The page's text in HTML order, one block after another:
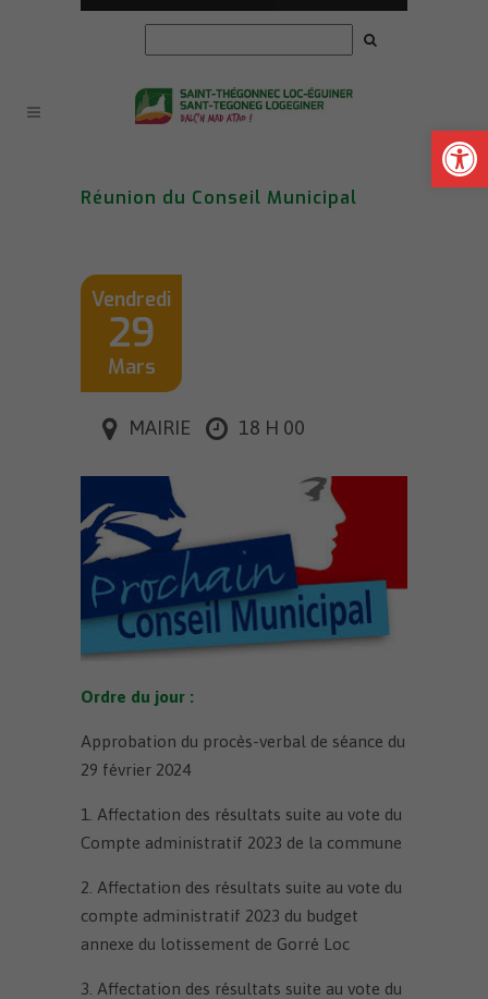
Ouvrir
Réunion du Conseil Municipal
Vendredi
29
Mars
MAIRIE 18 H 00
Ordre du jour :
Approbation du procès-verbal de séance du
29 février 2024
1. Affectation des résultats suite au vote du
Compte administratif 2023 de la commune
2. Affectation des résultats suite au vote du
compte administratif 2023 du budget
annexe du lotissement de Gorré Loc
3. Affectation des résultats suite au vote du